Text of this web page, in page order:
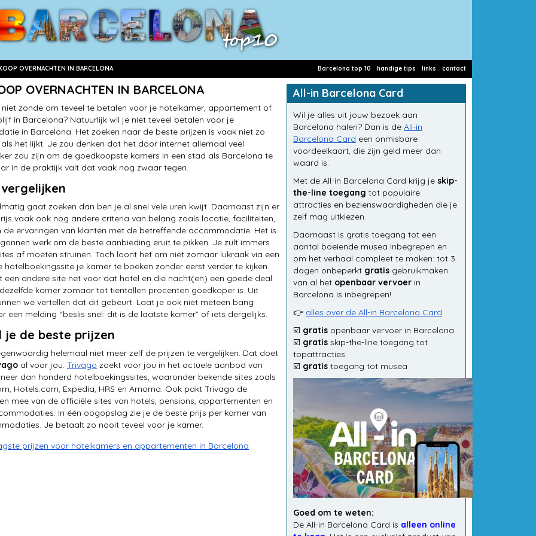
OVERNACHTEN IN BARCELONA Barcelona top 10 handige tips links contact
OVERNACHTEN IN BARCELONA
niet zonde om teveel te betalen voor je hotelkamer, appartement of
in Barcelona? Natuurlijk wil je niet teveel betalen voor je
in Barcelona. Het zoeken naar de beste prijzen is vaak niet zo
het lijkt. Je zou denken dat het door internet allemaal veel
zou zijn om de goedkoopste kamers in een stad als Barcelona te
in de praktijk valt dat vaak nog zwaar tegen.
gaat zoeken dan ben je al snel vele uren kwijt. Daarnaast zijn er
vaak ook nog andere criteria van belang zoals locatie, faciliteiten,
de ervaringen van klanten met de betreffende accommodatie. Het is
werk om de beste aanbieding eruit te pikken. Je zult immers
af moeten struinen. Toch loont het om niet zomaar lukraak via een
hotelboekingssite je kamer te boeken zonder eerst verder te kijken.
een andere site net voor dat hotel en die nacht(en) een goede deal
kamer zomaar tot tientallen procenten goedkoper is. Uit
we vertellen dat dit gebeurt. Laat je ook niet meteen bang
een melding “beslis snel: dit is de laatste kamer” of iets dergelijks.
je de beste prijzen
helemaal niet meer zelf de prijzen te vergelijken. Dat doet
al voor jou. Trivago zoekt voor jou in het actuele aanbod van
dan honderd hotelboekingssites, waaronder bekende sites zoals
Hotels.com, Expedia, HRS en Amoma. Ook pakt Trivago de
mee van de officiële sites van hotels, pensions, appartementen en
In één oogopslag zie je de beste prijs per kamer van
Je betaalt zo nooit teveel voor je kamer.
prijzen voor hotelkamers en appartementen in Barcelona
All-in Barcelona Card
Wil je alles uit jouw bezoek aan
Barcelona halen? Dan is de All-in
Barcelona Card een onmisbare
voordeelkaart, die zijn geld meer dan
waard is.
Met de All-in Barcelona Card krijg je skip-
the-line toegang tot populaire
attracties en bezienswaardigheden die je
zelf mag uitkiezen.
Daarnaast is gratis toegang tot een
aantal boeiende musea inbegrepen en
om het verhaal compleet te maken: tot 3
dagen onbeperkt gratis gebruikmaken
van al het openbaar vervoer in
Barcelona is inbegrepen!
👉 alles over de All-in Barcelona Card
☑️ gratis openbaar vervoer in Barcelona
☑️ gratis skip-the-line toegang tot
topattracties
☑️ gratis toegang tot musea
Goed om te weten:
De All-in Barcelona Card is alleen online